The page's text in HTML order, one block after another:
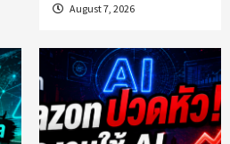
August 7, 2026